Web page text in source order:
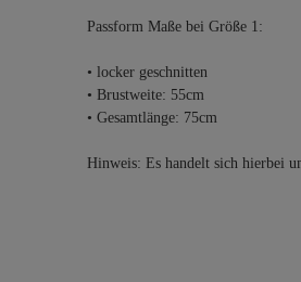
Passform Maße bei Größe 1:
• locker geschnitten
• Brustweite: 55cm
• Gesamtlänge: 75cm
Hinweis: Es handelt sich hierbei